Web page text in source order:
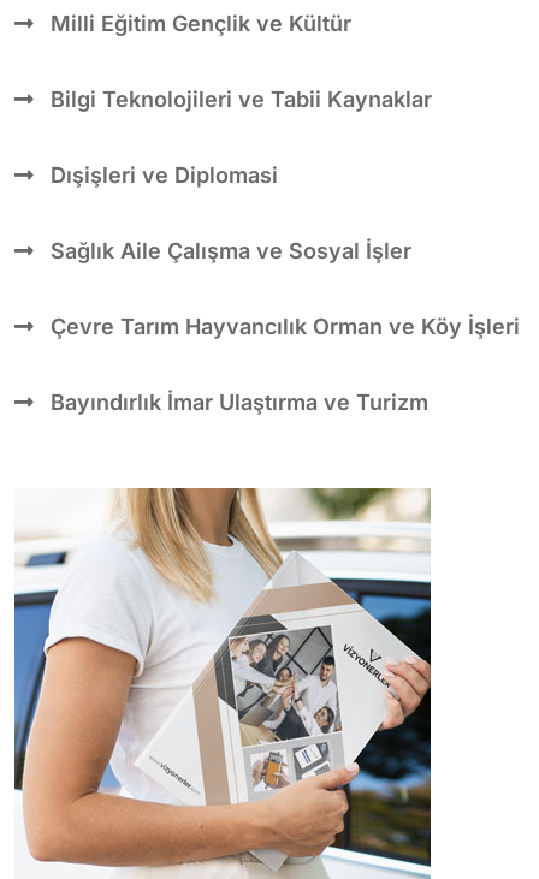
Milli Eğitim Gençlik ve Kültür
Bilgi Teknolojileri ve Tabii Kaynaklar
Dışişleri ve Diplomasi
Sağlık Aile Çalışma ve Sosyal İşler
Çevre Tarım Hayvancılık Orman ve Köy İşleri
Bayındırlık İmar Ulaştırma ve Turizm